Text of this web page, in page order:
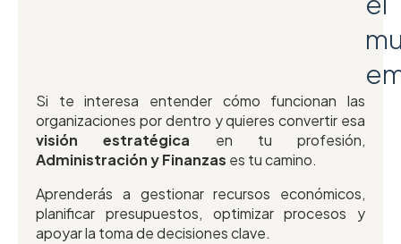
Si te interesa entender cómo funcionan las
organizaciones por dentro y quieres convertir esa
visión estratégica en tu profesión,
Administración y Finanzas es tu camino.
Aprenderás a gestionar recursos económicos,
planificar presupuestos, optimizar procesos y
apoyar la toma de decisiones clave.